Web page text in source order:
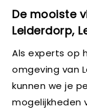
De mooiste
Leiderdorp,
Als experts op
omgeving van
kunnen we je
mogelijkheden